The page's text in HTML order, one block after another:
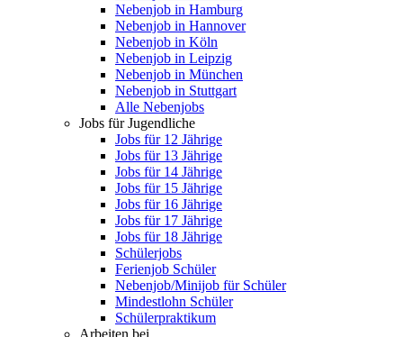
Nebenjob in Hamburg
Nebenjob in Hannover
Nebenjob in Köln
Nebenjob in Leipzig
Nebenjob in München
Nebenjob in Stuttgart
Alle Nebenjobs
Jobs für Jugendliche
Jobs für 12 Jährige
Jobs für 13 Jährige
Jobs für 14 Jährige
Jobs für 15 Jährige
Jobs für 16 Jährige
Jobs für 17 Jährige
Jobs für 18 Jährige
Schülerjobs
Ferienjob Schüler
Nebenjob/Minijob für Schüler
Mindestlohn Schüler
Schülerpraktikum
Arbeiten bei